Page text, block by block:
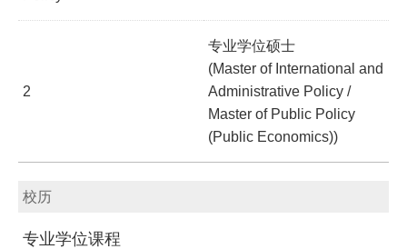
2
专业学位硕士
(Master of International and
Administrative Policy /
Master of Public Policy
(Public Economics))
校历
专业学位课程